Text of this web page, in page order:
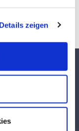
Details zeigen